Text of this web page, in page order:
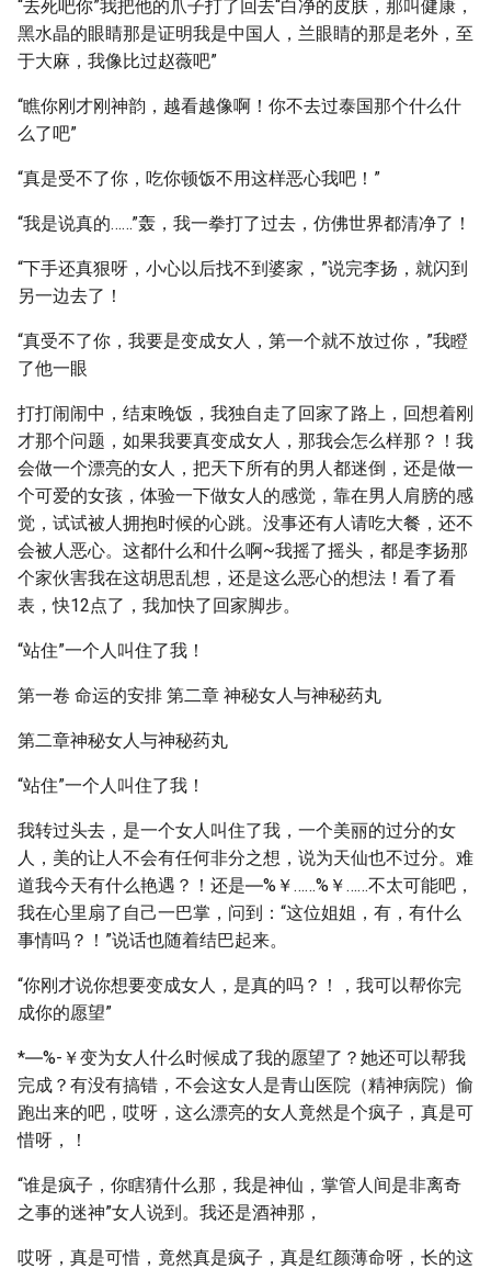
“去死吧你”我把他的爪子打了回去“白净的皮肤，那叫健康，
黑水晶的眼睛那是证明我是中国人，兰眼睛的那是老外，至
于大麻，我像比过赵薇吧”
“瞧你刚才刚神韵，越看越像啊！你不去过泰国那个什么什
么了吧”
“真是受不了你，吃你顿饭不用这样恶心我吧！”
“我是说真的……”轰，我一拳打了过去，仿佛世界都清净了！
“下手还真狠呀，小心以后找不到婆家，”说完李扬，就闪到
另一边去了！
“真受不了你，我要是变成女人，第一个就不放过你，”我瞪
了他一眼
打打闹闹中，结束晚饭，我独自走了回家了路上，回想着刚
才那个问题，如果我要真变成女人，那我会怎么样那？！我
会做一个漂亮的女人，把天下所有的男人都迷倒，还是做一
个可爱的女孩，体验一下做女人的感觉，靠在男人肩膀的感
觉，试试被人拥抱时候的心跳。没事还有人请吃大餐，还不
会被人恶心。这都什么和什么啊~我摇了摇头，都是李扬那
个家伙害我在这胡思乱想，还是这么恶心的想法！看了看
表，快12点了，我加快了回家脚步。
“站住”一个人叫住了我！
第一卷 命运的安排 第二章 神秘女人与神秘药丸
第二章神秘女人与神秘药丸
“站住”一个人叫住了我！
我转过头去，是一个女人叫住了我，一个美丽的过分的女
人，美的让人不会有任何非分之想，说为天仙也不过分。难
道我今天有什么艳遇？！还是―%￥……%￥……不太可能吧，
我在心里扇了自己一巴掌，问到：“这位姐姐，有，有什么
事情吗？！”说话也随着结巴起来。
“你刚才说你想要变成女人，是真的吗？！，我可以帮你完
成你的愿望”
*―%-￥变为女人什么时候成了我的愿望了？她还可以帮我
完成？有没有搞错，不会这女人是青山医院（精神病院）偷
跑出来的吧，哎呀，这么漂亮的女人竟然是个疯子，真是可
惜呀，！
“谁是疯子，你瞎猜什么那，我是神仙，掌管人间是非离奇
之事的迷神”女人说到。我还是酒神那，
哎呀，真是可惜，竟然真是疯子，真是红颜薄命呀，长的这